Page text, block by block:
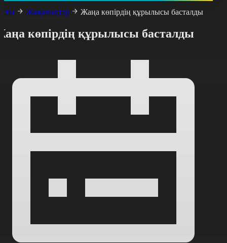
Жаңалықтар Жаңа көпірдің құрылысы басталды
көпірдің құрылысы басталды